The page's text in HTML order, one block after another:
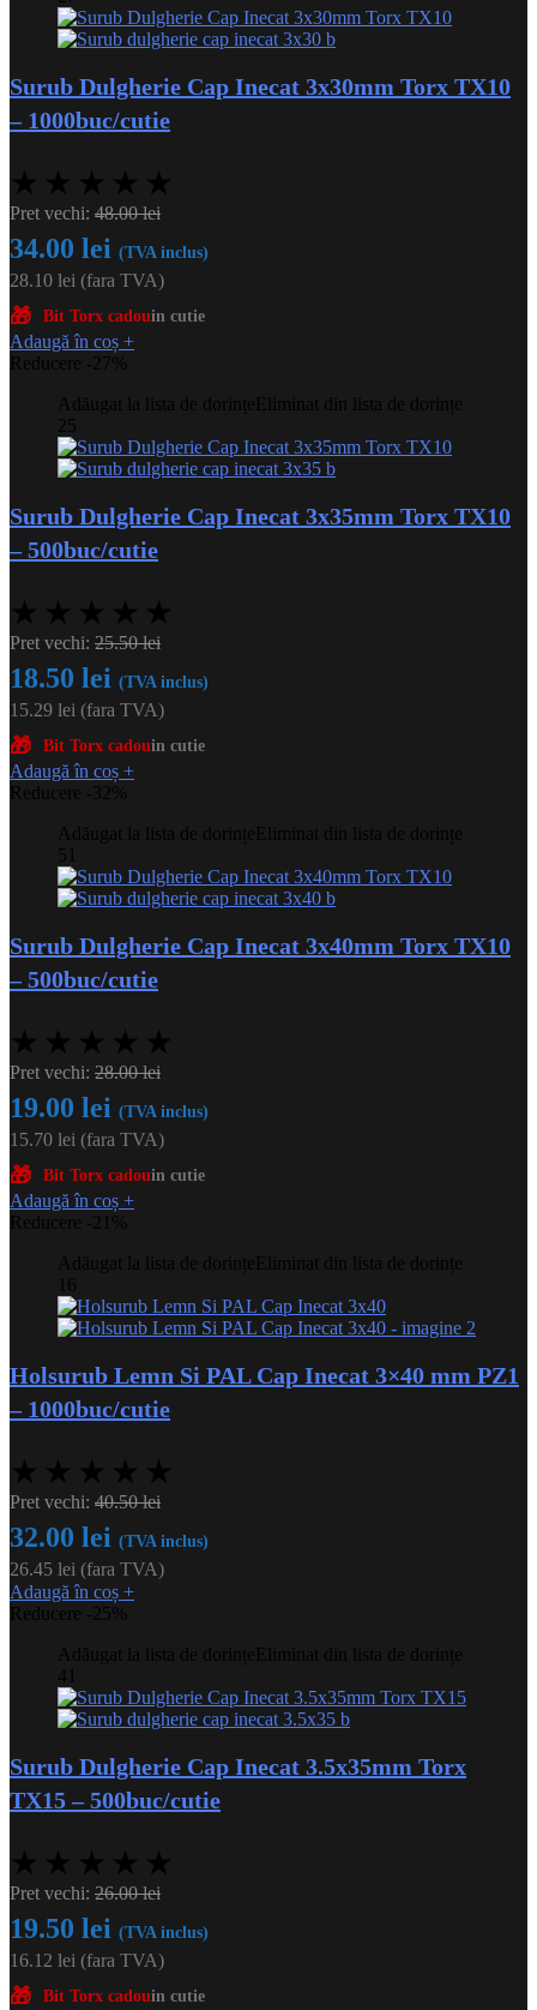
Surub Dulgherie Cap Inecat 3x30mm Torx TX10
– 1000buc/cutie
★ ★ ★ ★ ★
Pret vechi: 48.00lei
34.00 lei (TVA inclus)
28.10 lei (fara TVA)
🎁 Bit Torx cadouin cutie
Adaugă în coș +
Reducere -27%
Adăugat la lista de dorințeEliminat din lista de dorințe
25
Surub Dulgherie Cap Inecat 3x35mm Torx TX10
– 500buc/cutie
★ ★ ★ ★ ★
Pret vechi: 25.50lei
18.50 lei (TVA inclus)
15.29 lei (fara TVA)
🎁 Bit Torx cadouin cutie
Adaugă în coș +
Reducere -32%
Adăugat la lista de dorințeEliminat din lista de dorințe
51
Surub Dulgherie Cap Inecat 3x40mm Torx TX10
– 500buc/cutie
★ ★ ★ ★ ★
Pret vechi: 28.00lei
19.00 lei (TVA inclus)
15.70 lei (fara TVA)
🎁 Bit Torx cadouin cutie
Adaugă în coș +
Reducere -21%
Adăugat la lista de dorințeEliminat din lista de dorințe
16
Holsurub Lemn Si PAL Cap Inecat 3×40 mm PZ1
– 1000buc/cutie
★ ★ ★ ★ ★
Pret vechi: 40.50lei
32.00 lei (TVA inclus)
26.45 lei (fara TVA)
Adaugă în coș +
Reducere -25%
Adăugat la lista de dorințeEliminat din lista de dorințe
41
Surub Dulgherie Cap Inecat 3.5x35mm Torx
TX15 – 500buc/cutie
★ ★ ★ ★ ★
Pret vechi: 26.00lei
19.50 lei (TVA inclus)
16.12 lei (fara TVA)
🎁 Bit Torx cadouin cutie